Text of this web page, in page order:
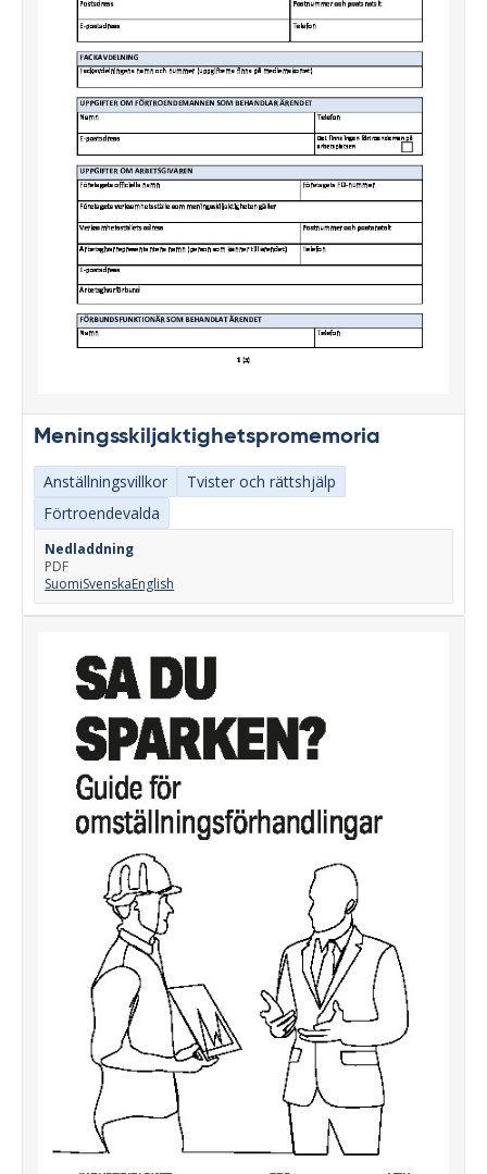
Meningsskiljaktighetspromemoria
Anställningsvillkor
Tvister och rättshjälp
Förtroendevalda
Nedladdning
PDF
SuomiSvenskaEnglish